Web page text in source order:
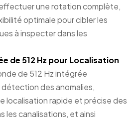
une rotation complète,
optimale pour cibler les
à inspecter dans les
de 512 Hz pour Localisation
de 512 Hz intégrée
des anomalies,
localisation rapide et précise des
les canalisations, et ainsi